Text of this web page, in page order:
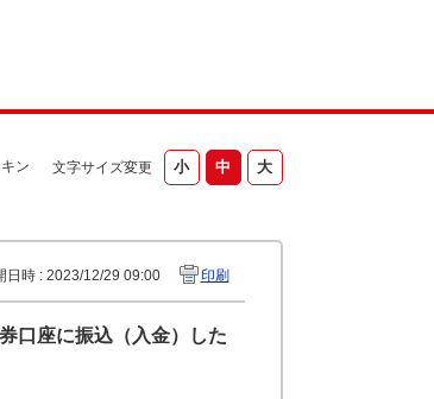
文字サイズ変更
ン
日時 : 2023/12/29 09:00 印刷
口座に振込（入金）した